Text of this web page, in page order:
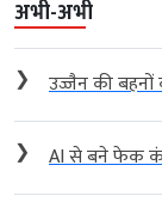
अभी-अभी
❯ उज्जैन की बहनों
❯ AI से बने फेक